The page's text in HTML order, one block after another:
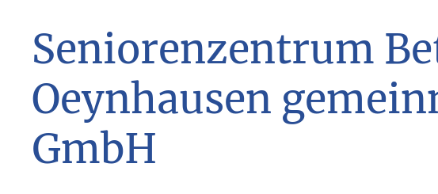
Seniorenzentrum
Oeynhausen
GmbH